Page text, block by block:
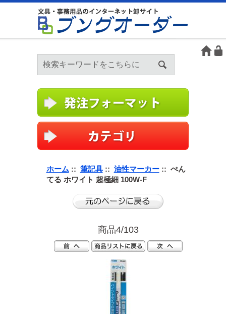
ホーム :: 筆記具:: 油性マーカー:: ぺん
てる ホワイト 超極細 100W-F
商品4/103